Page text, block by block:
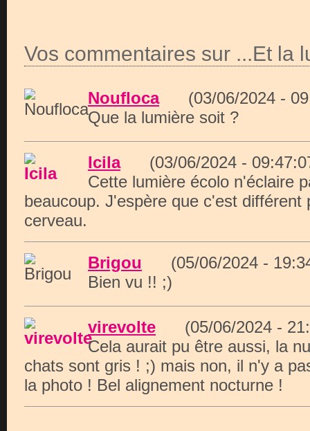
Vos commentaires sur ...Et la
Noufloca(03/06/2024 -
Que la lumière soit ?
Icila(03/06/2024 -
Cette lumière écolo n'éclaire
beaucoup. J'espère que c'est différent
cerveau.
Brigou (05/06/2024 -
Bien vu !! ;)
virevolte (05/06/2024 -
Cela aurait pu être aussi, la
chats sont gris ! ;) mais non, il n'y a
la photo ! Bel alignement nocturne !